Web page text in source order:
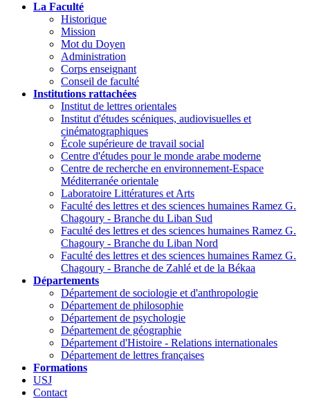
La Faculté
Historique
Mission
Mot du Doyen
Administration
Corps enseignant
Conseil de faculté
Institutions rattachées
Institut de lettres orientales
Institut d'études scéniques, audiovisuelles et
cinématographiques
École supérieure de travail social
Centre d'études pour le monde arabe moderne
Centre de recherche en environnement-Espace
Méditerranée orientale
Laboratoire Littératures et Arts
Faculté des lettres et des sciences humaines Ramez G.
Chagoury - Branche du Liban Sud
Faculté des lettres et des sciences humaines Ramez G.
Chagoury - Branche du Liban Nord
Faculté des lettres et des sciences humaines Ramez G.
Chagoury - Branche de Zahlé et de la Békaa
Départements
Département de sociologie et d'anthropologie
Département de philosophie
Département de psychologie
Département de géographie
Département d'Histoire - Relations internationales
Département de lettres françaises
Formations
USJ
Contact